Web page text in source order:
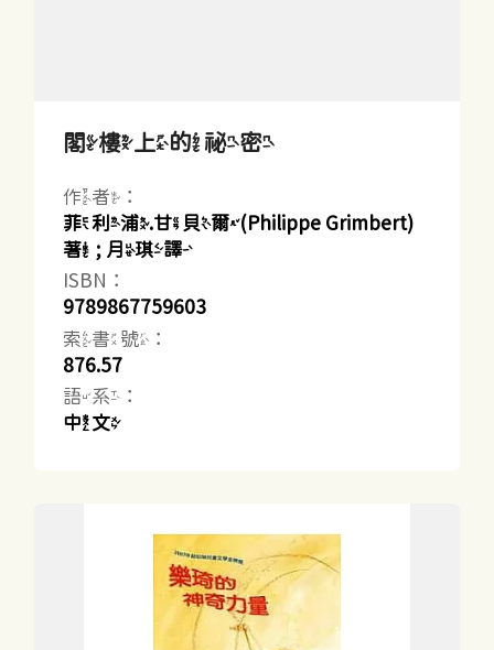
閣樓上的祕密
作者：
菲利浦.甘貝爾(Philippe Grimbert)
著 ; 月琪譯
ISBN：
9789867759603
索書號：
876.57
語系：
中文